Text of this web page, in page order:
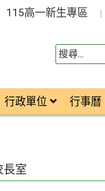
115高一新生專區
行政單位 行事曆
長室